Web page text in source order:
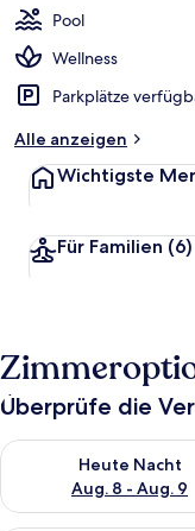
Pool
Wellness
Parkplätze
Alle anzeigen
Wichtigste
Für Familien (6)
Überprüfe die
Heute Nacht
Aug. 8 - Aug. 9
Überprüfe die